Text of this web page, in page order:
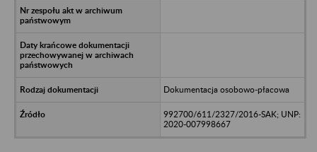
Dokumentacja osobowo-płacowa
992700/611/2327/2016-SAK; UNP:
2020-007998667